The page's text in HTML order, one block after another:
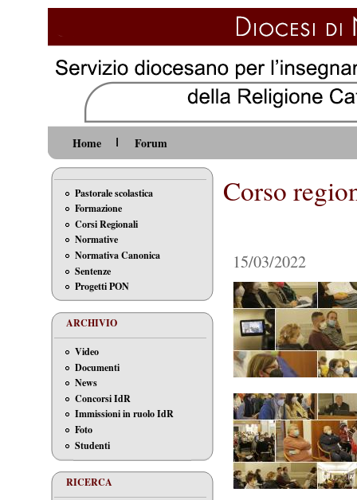
Home Forum
Pastorale scolastica
Formazione
Corsi Regionali
Normative
Normativa Canonica
Sentenze
Progetti PON
ARCHIVIO
Video
Documenti
News
Concorsi IdR
Immissioni in ruolo IdR
Foto
Studenti
RICERCA
Corso
15/03/2022